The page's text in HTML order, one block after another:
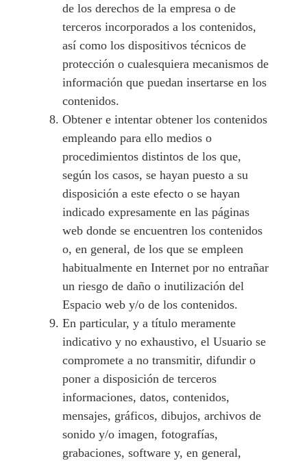
de los derechos de la empresa o de
terceros incorporados a los contenidos,
así como los dispositivos técnicos de
protección o cualesquiera mecanismos de
información que puedan insertarse en los
contenidos.
Obtener e intentar obtener los contenidos
empleando para ello medios o
procedimientos distintos de los que,
según los casos, se hayan puesto a su
disposición a este efecto o se hayan
indicado expresamente en las páginas
web donde se encuentren los contenidos
o, en general, de los que se empleen
habitualmente en Internet por no entrañar
un riesgo de daño o inutilización del
Espacio web y/o de los contenidos.
En particular, y a título meramente
indicativo y no exhaustivo, el Usuario se
compromete a no transmitir, difundir o
poner a disposición de terceros
informaciones, datos, contenidos,
mensajes, gráficos, dibujos, archivos de
sonido y/o imagen, fotografías,
grabaciones, software y, en general,